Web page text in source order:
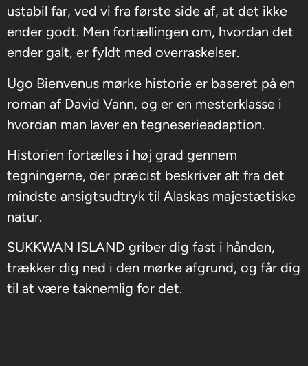
ustabil far, ved vi fra første side af, at det ikke
ender godt. Men fortællingen om, hvordan det
ender galt, er fyldt med overraskelser.
Ugo Bienvenus mørke historie er baseret på en
roman af David Vann, og er en mesterklasse i
hvordan man laver en tegneserieadaption.
Historien fortælles i høj grad gennem
tegningerne, der præcist beskriver alt fra det
mindste ansigtsudtryk til Alaskas majestætiske
natur.
SUKKWAN ISLAND griber dig fast i hånden,
trækker dig ned i den mørke afgrund, og får dig
til at være taknemlig for det.